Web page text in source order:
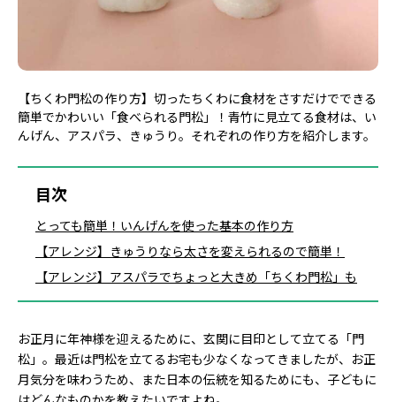
【ちくわ門松の作り方】切ったちくわに食材をさすだけでできる
簡単でかわいい「食べられる門松」！青竹に見立てる食材は、い
んげん、アスパラ、きゅうり。それぞれの作り方を紹介します。
目次
とっても簡単！いんげんを使った基本の作り方
【アレンジ】きゅうりなら太さを変えられるので簡単！
【アレンジ】アスパラでちょっと大きめ「ちくわ門松」も
お正月に年神様を迎えるために、玄関に目印として立てる「門
松」。最近は門松を立てるお宅も少なくなってきましたが、お正
月気分を味わうため、また日本の伝統を知るためにも、子どもに